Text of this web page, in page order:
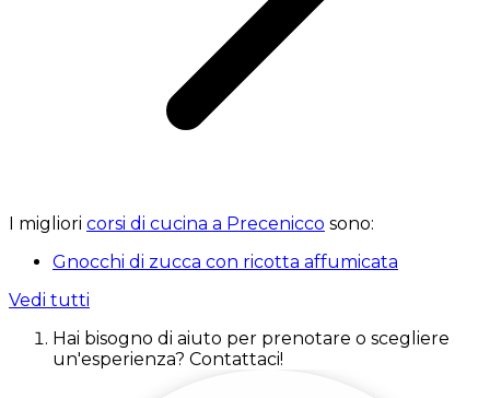
I migliori corsi di cucina a Precenicco sono:
Gnocchi di zucca con ricotta affumicata
Vedi tutti
Hai bisogno di aiuto per prenotare o scegliere
un'esperienza? Contattaci!